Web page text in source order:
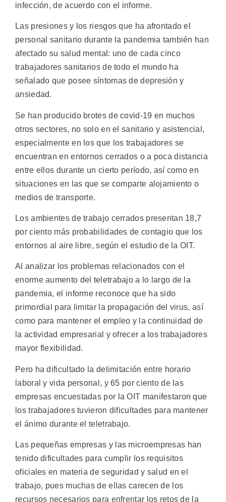
infección, de acuerdo con el informe.
Las presiones y los riesgos que ha afrontado el
personal sanitario durante la pandemia también han
afectado su salud mental: uno de cada cinco
trabajadores sanitarios de todo el mundo ha
señalado que posee síntomas de depresión y
ansiedad.
Se han producido brotes de covid-19 en muchos
otros sectores, no solo en el sanitario y asistencial,
especialmente en los que los trabajadores se
encuentran en entornos cerrados o a poca distancia
entre ellos durante un cierto período, así como en
situaciones en las que se comparte alojamiento o
medios de transporte.
Los ambientes de trabajo cerrados presentan 18,7
por ciento más probabilidades de contagio que los
entornos al aire libre, según el estudio de la OIT.
Al analizar los problemas relacionados con el
enorme aumento del teletrabajo a lo largo de la
pandemia, el informe reconoce que ha sido
primordial para limitar la propagación del virus, así
como para mantener el empleo y la continuidad de
la actividad empresarial y ofrecer a los trabajadores
mayor flexibilidad.
Pero ha dificultado la delimitación entre horario
laboral y vida personal, y 65 por ciento de las
empresas encuestadas por la OIT manifestaron que
los trabajadores tuvieron dificultades para mantener
el ánimo durante el teletrabajo.
Las pequeñas empresas y las microempresas han
tenido dificultades para cumplir los requisitos
oficiales en materia de seguridad y salud en el
trabajo, pues muchas de ellas carecen de los
recursos necesarios para enfrentar los retos de la